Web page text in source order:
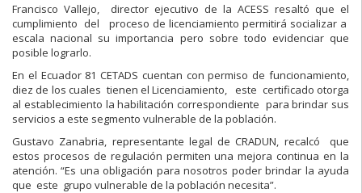
Francisco Vallejo, director ejecutivo de la ACESS resaltó que el
cumplimiento del proceso de licenciamiento permitirá socializar a
escala nacional su importancia pero sobre todo evidenciar que
posible lograrlo.
En el Ecuador 81 CETADS cuentan con permiso de funcionamiento,
diez de los cuales tienen el Licenciamiento, este certificado otorga
al establecimiento la habilitación correspondiente para brindar sus
servicios a este segmento vulnerable de la población.
Gustavo Zanabria, representante legal de CRADUN, recalcó que
estos procesos de regulación permiten una mejora continua en la
atención. “Es una obligación para nosotros poder brindar la ayuda
que este grupo vulnerable de la población necesita”.